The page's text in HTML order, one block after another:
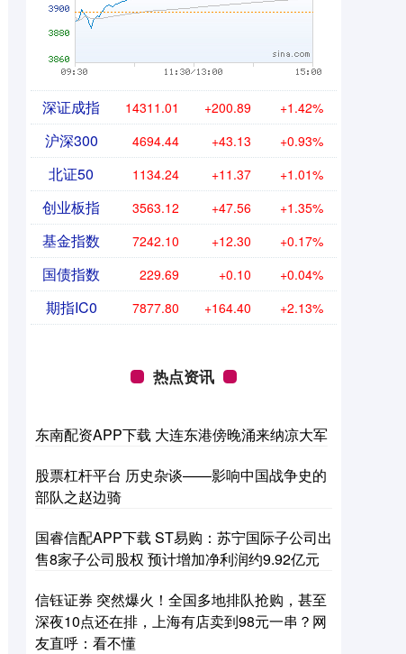
深证成指 14311.01 +200.89 +1.42%
沪深300 4694.44 +43.13 +0.93%
北证50 1134.24 +11.37 +1.01%
创业板指 3563.12 +47.56 +1.35%
基金指数 7242.10 +12.30 +0.17%
国债指数 229.69 +0.10 +0.04%
期指IC0 7877.80 +164.40 +2.13%
热点资讯
东南配资APP下载 大连东港傍晚涌来纳凉大军
股票杠杆平台 历史杂谈——影响中国战争史的
部队之赵边骑
国睿信配APP下载 ST易购：苏宁国际子公司出
售8家子公司股权 预计增加净利润约9.92亿元
信钰证券 突然爆火！全国多地排队抢购，甚至
深夜10点还在排，上海有店卖到98元一串？网
友直呼：看不懂